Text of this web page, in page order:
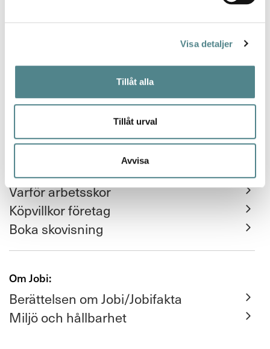
Visa detaljer
Tillåt alla
Tillåt urval
Avvisa
Varför arbetsskor
Köpvillkor företag
Boka skovisning
Om Jobi:
Berättelsen om Jobi/Jobifakta
Miljö och hållbarhet